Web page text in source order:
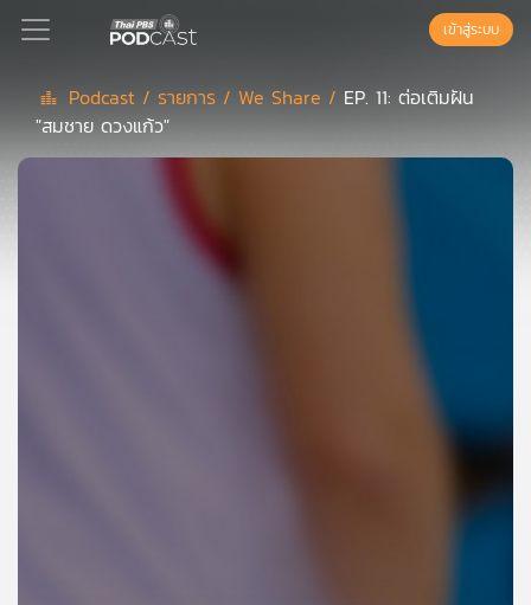
Podcast
เข้าสู่ระบบ
Podcast / รายการ / We Share / EP. 11: ต่อเติมฝัน
"สมชาย ดวงแก้ว"